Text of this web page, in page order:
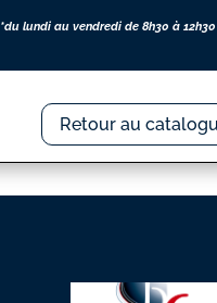
*du lundi au vendredi de 8h30 à 12h30
Retour au